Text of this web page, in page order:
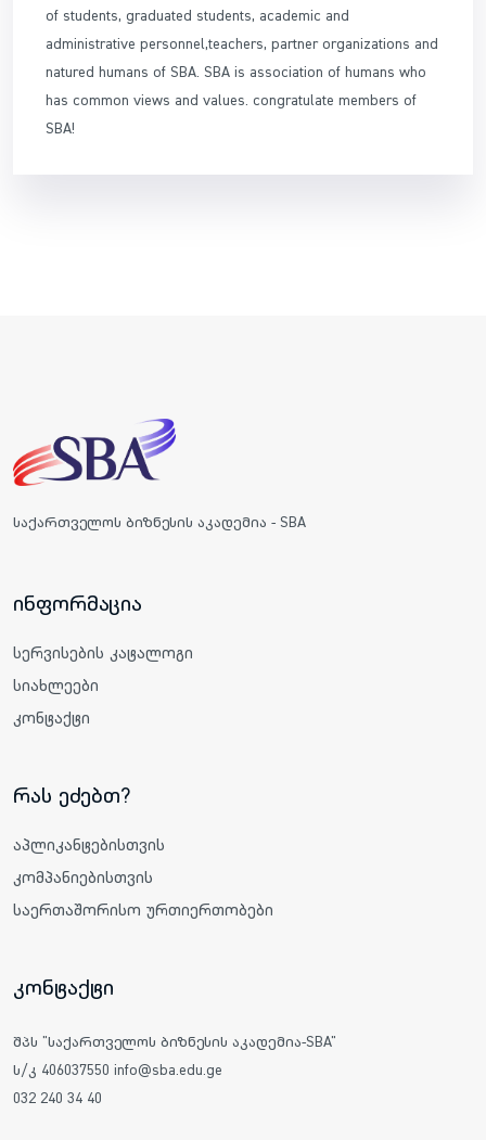
of students, graduated students, academic and
administrative personnel,teachers, partner organizations and
natured humans of SBA. SBA is association of humans who
has common views and values. congratulate members of
SBA!
საქართველოს ბიზნესის აკადემია - SBA
ინფორმაცია
სერვისების კატალოგი
სიახლეები
კონტაქტი
რას ეძებთ?
აპლიკანტებისთვის
კომპანიებისთვის
საერთაშორისო ურთიერთობები
კონტაქტი
შპს "საქართველოს ბიზნესის აკადემია-SBA"
ს/კ 406037550 info@sba.edu.ge
032 240 34 40